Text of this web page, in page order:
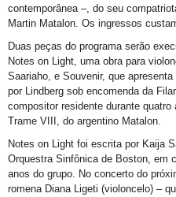
contemporânea –, do seu
Martin Matalon. Os ingressos
Duas peças do programa serão
Notes on Light, uma obra para
Saariaho, e Souvenir, que
por Lindberg sob encomenda da
compositor residente durante
Trame VIII, do argentino Matalon.
Notes on Light foi escrita por Kaija
Orquestra Sinfônica de Boston, em
anos do grupo. No concerto do
romena Diana Ligeti (violoncelo) –